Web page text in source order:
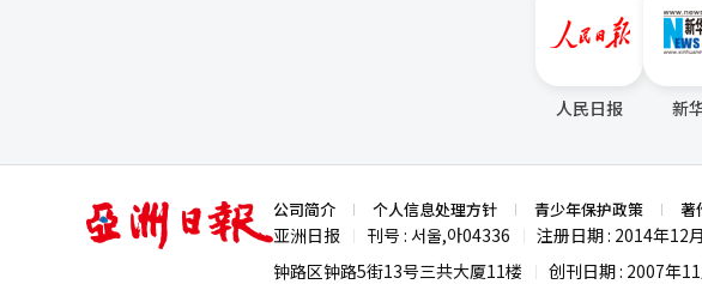
业带来了变化。与中国的合作不仅限于市场进入，还演
生物科技控股公司在北京设立了首个海外研发基地，
业共同挖掘抗癌候选物质，并在当地进行前期临床试
合作，推动治疗阿尔茨海默病的AR1001在中国的三期临床试验和商业化。 韩国科
物创新战略团队负责人尹熙正表示：“中国企业在双
和质量能力，开展合作。”※ 本报道经人工智能（AI）
人民日报 新
亚
洲
日
公司简介 个人信息处理方针 青少年保护政策 著
亚洲日报 刊号 : 서울,아04336 注册日期 : 2014年12
钟路区钟路5街13号三共大厦11楼
创刊日期 : 2007年